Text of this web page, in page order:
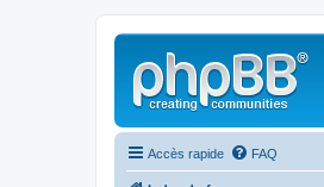
Accès rapide FAQ